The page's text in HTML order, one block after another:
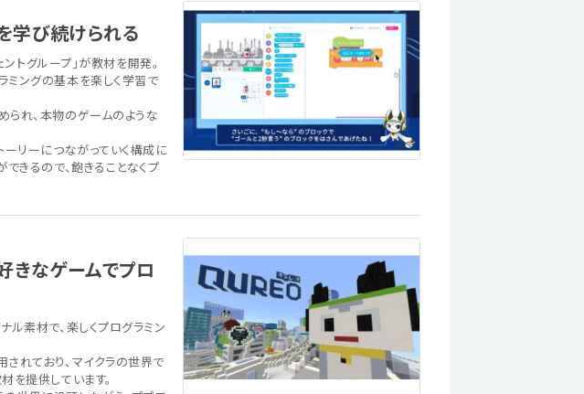
学び続けられる
トグループ」が教材を開発。
ミングの基本を楽しく学習で
られ、本物のゲームのような
ーリーにつながっていく構成に
きるので、飽きることなくプ
きなゲームでプロ
ル素材で、楽しくプログラミン
れており、マイクラの世界で
を提供しています。